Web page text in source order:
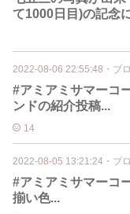
て1000日目)の記念
2022-08-06 22:55:48 ・ ブ
#アミアミサマーコ
ンドの紹介投稿...
14
2022-08-05 13:21:24 ・ ブ
#アミアミサマーコ
揃い色...